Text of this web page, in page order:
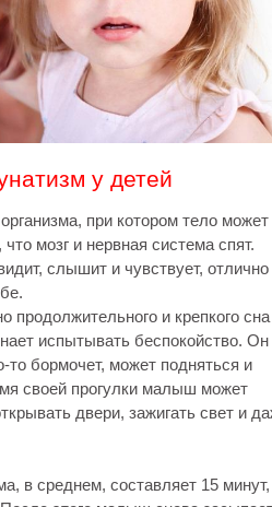
у детей
при котором тело может
мозг и нервная система спят.
слышит и чувствует, отлично
продолжительного и крепкого сна
испытывать беспокойство. Он
то бормочет, может подняться и
своей прогулки малыш может
двери, зажигать свет и
в среднем, составляет 15